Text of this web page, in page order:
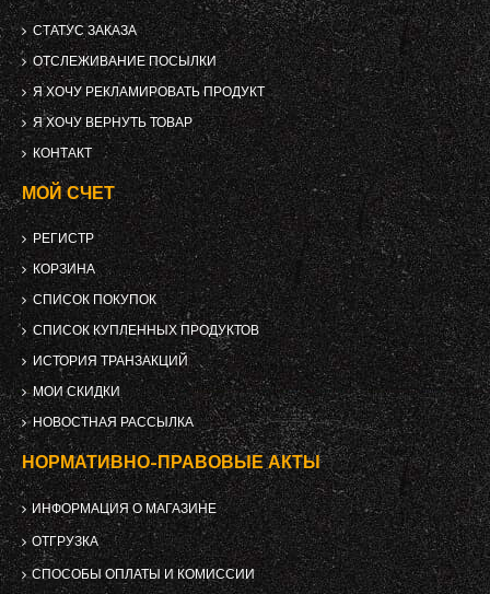
СТАТУС ЗАКАЗА
ОТСЛЕЖИВАНИЕ ПОСЫЛКИ
Я ХОЧУ РЕКЛАМИРОВАТЬ ПРОДУКТ
Я ХОЧУ ВЕРНУТЬ ТОВАР
КОНТАКТ
МОЙ СЧЕТ
РЕГИСТР
КОРЗИНА
СПИСОК ПОКУПОК
СПИСОК КУПЛЕННЫХ ПРОДУКТОВ
ИСТОРИЯ ТРАНЗАКЦИЙ
МОИ СКИДКИ
НОВОСТНАЯ РАССЫЛКА
НОРМАТИВНО-ПРАВОВЫЕ АКТЫ
ИНФОРМАЦИЯ О МАГАЗИНЕ
ОТГРУЗКА
СПОСОБЫ ОПЛАТЫ И КОМИССИИ